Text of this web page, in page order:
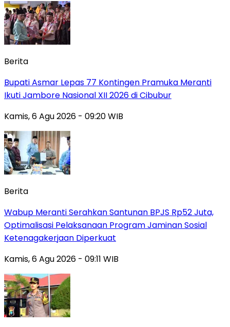
Berita
Bupati Asmar Lepas 77 Kontingen Pramuka Meranti
Ikuti Jambore Nasional XII 2026 di Cibubur
Kamis, 6 Agu 2026 - 09:20 WIB
Berita
Wabup Meranti Serahkan Santunan BPJS Rp52 Juta,
Optimalisasi Pelaksanaan Program Jaminan Sosial
Ketenagakerjaan Diperkuat
Kamis, 6 Agu 2026 - 09:11 WIB